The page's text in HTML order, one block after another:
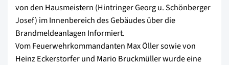
von den Hausmeistern (Hintringer Georg u. Schönberger
Josef) im Innenbereich des Gebäudes über die
Brandmeldeanlagen Informiert.
Vom Feuerwehrkommandanten Max Öller sowie von
Heinz Eckerstorfer und Mario Bruckmüller wurde eine